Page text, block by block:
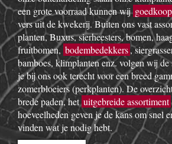
een grote voorraad kunnen wijgoedkoop
vers uit de kwekerij. Buiten ons vast
planten, Buxus, sierheesters, bomen,
fruitbomen, bodembedekkers,
bamboes, klimplanten enz. volgen wij
je bij ons ook terecht voor een breed
zomerbloeiers (perkplanten). De
brede paden, hetuitgebreide assortiment
hoeveelheden geven je de kans om snel
vinden wat je nodig hebt.